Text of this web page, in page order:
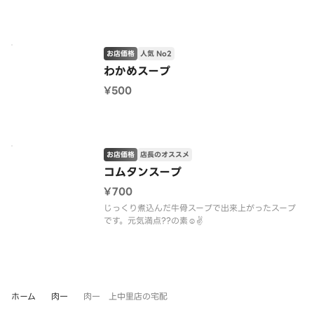
わかめスープ
お店価格 人気 No2
¥500
コムタンスープ
お店価格 店長のオススメ
¥700
じっくり煮込んだ牛骨スープで出来上がったスープ
です。元気満点??の素☺️✌️
ホーム 肉一 肉一 上中里店の宅配